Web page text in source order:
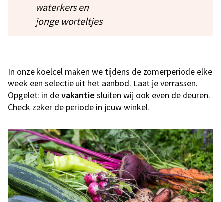
waterkers en
jonge worteltjes
In onze koelcel maken we tijdens de zomerperiode elke
week een selectie uit het aanbod. Laat je verrassen.
Opgelet: in devakantie sluiten wij ook even de deuren.
Check zeker de periode in jouw winkel.